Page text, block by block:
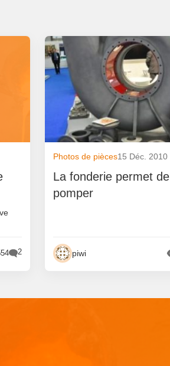
2
Photos de pièces15 Déc. 2010
La fonderie permet de
pomper
piwi